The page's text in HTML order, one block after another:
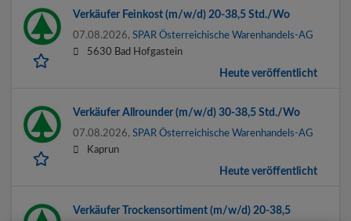
Verkäufer Feinkost (m/w/d) 20-38,5 Std./Wo
07.08.2026, SPAR Österreichische Warenhandels-AG
5630 Bad Hofgastein
Heute veröffentlicht
Verkäufer Allrounder (m/w/d) 30-38,5 Std./Wo
07.08.2026, SPAR Österreichische Warenhandels-AG
Kaprun
Heute veröffentlicht
Verkäufer Trockensortiment (m/w/d) 20-38,5